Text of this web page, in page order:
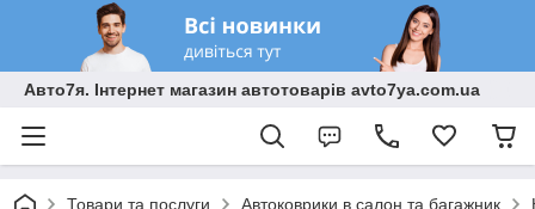
Авто7я. Інтернет магазин автотоварів avto7ya.com.ua
Товари та послуги Автоковрики в салон та багажник